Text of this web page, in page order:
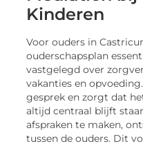
Kinderen
Voor ouders in
ouderschapsplan
vastgelegd over
vakanties en
gesprek en zorgt dat
altijd centraal blijft
afspraken te maken,
tussen de ouders. Dit